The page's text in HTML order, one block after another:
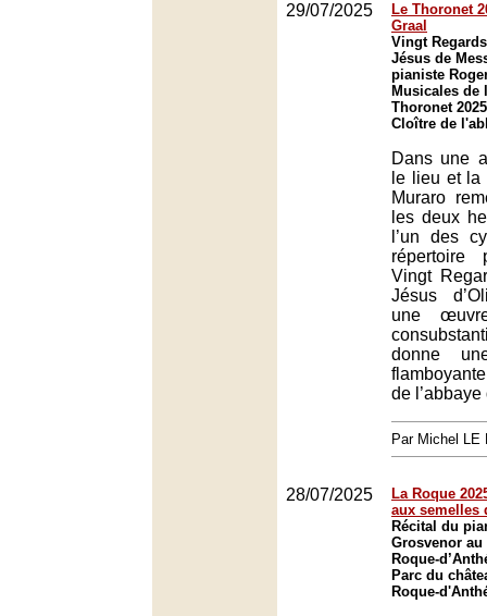
29/07/2025
Le Thoronet
Graal
Vingt
Jésus de
pianiste
Musicales de
Thoronet
Cloître de
Dans une
le lieu et la
Muraro
les deux
l’un des
répertoire
Vingt
Jésus
une
donne
de
Par Michel LE
28/07/2025
La Roque
aux semelles
Récital du
Grosvenor
Roque-
Parc du
Roque-